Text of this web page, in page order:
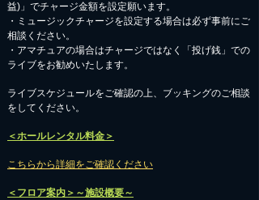
益)」でチャージ金額を設定願います。
・ミュージックチャージを設定する場合は必ず事前にご
相談ください。
​・アマチュアの場合はチャージではなく「投げ銭」での
ライブをお勧めいたします。
​ライブスケジュールをご確認の上、ブッキングのご相談
をしてください。
＜ホールレンタル料金＞
こちらから詳細をご確認ください
＜フロア案内＞～施設概要～